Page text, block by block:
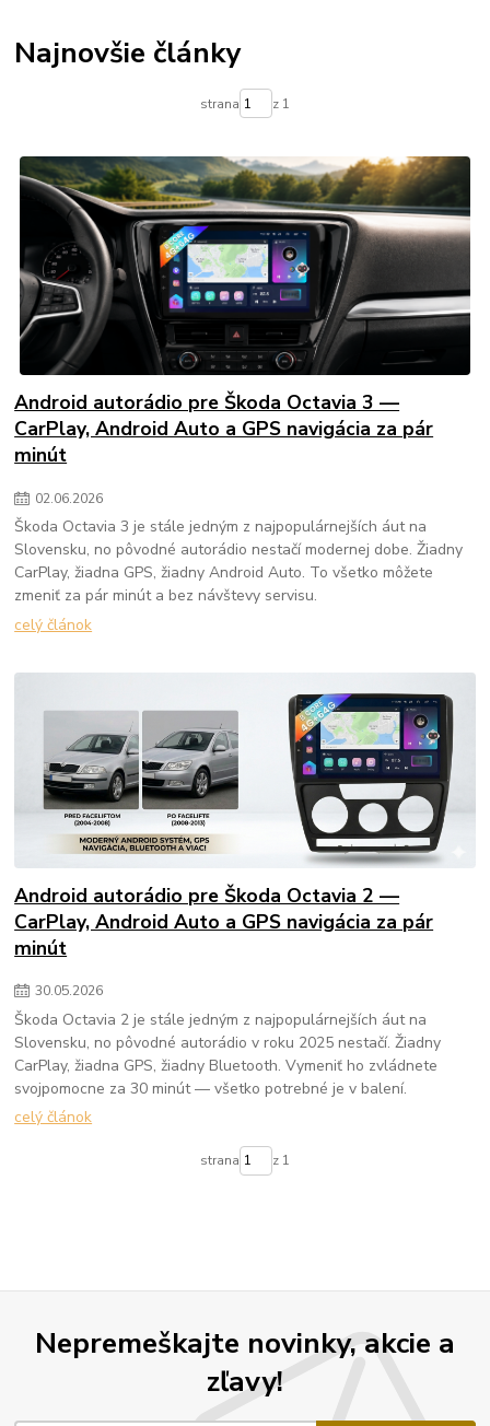
Najnovšie články
strana z 1
Android autorádio pre Škoda Octavia 3 —
CarPlay, Android Auto a GPS navigácia za pár
minút
02.06.2026
Škoda Octavia 3 je stále jedným z najpopulárnejších áut na
Slovensku, no pôvodné autorádio nestačí modernej dobe. Žiadny
CarPlay, žiadna GPS, žiadny Android Auto. To všetko môžete
zmeniť za pár minút a bez návštevy servisu.
celý článok
Android autorádio pre Škoda Octavia 2 —
CarPlay, Android Auto a GPS navigácia za pár
minút
30.05.2026
Škoda Octavia 2 je stále jedným z najpopulárnejších áut na
Slovensku, no pôvodné autorádio v roku 2025 nestačí. Žiadny
CarPlay, žiadna GPS, žiadny Bluetooth. Vymeniť ho zvládnete
svojpomocne za 30 minút — všetko potrebné je v balení.
celý článok
strana z 1
Nepremeškajte novinky, akcie a
zľavy!